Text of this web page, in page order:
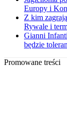
Europy i
Z kim
Rywale i
Gianni
będzie
Promowane treści